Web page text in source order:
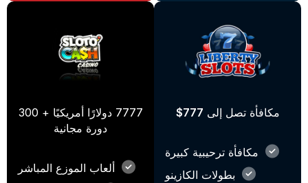
مكافأة تصل إلى777$
مكافأة ترحيبية كبيرة
بطولات الكازينو
7777 دولارًا أمريكيًا + 300
دورة مجانية
ألعاب الموزع المباشر